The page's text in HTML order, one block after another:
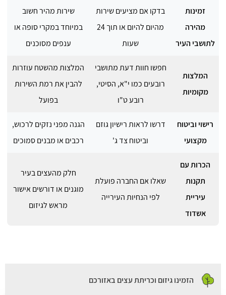
זמינות
מהירה
לתושבי העיר
בדקו אם מציעים שירות
מהיום להיום או תוך 24
שעות
שירות מהיר חשוב
במיוחד במקרי סופה או
ענפים מסוכנים
המלצות
מקומיות
חפשו חוות דעת מתושבי
רובעים כמו י"א, הסיטי,
רובע ט"ו
המלצות מהשטח עוזרות
להבין את רמת השירות
בפועל
רישוי וביטוח
מקצועי
דרשו לראות רישיון גוזם
וביטוח צד ג'
הגנה מפני נזקים לרכוש,
רכבים או מבנים סמוכים
הכרות עם
תקנות
עיריית
אשדוד
שאלו אם החברה פועלת
לפי הנחיות העירייה
חלק מהעצים בעיר
מוגנים או דורשים אישור
מראש לגיזום
הזמינו גיזום וכריתת עצים באזורכם